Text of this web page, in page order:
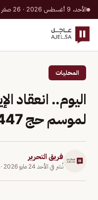
الأحد، 9 أغسطس 2026 · 26 صفر 1448 هـ
المحليات
اليوم.. انعقاد
لموسم حج 1447هـ
فريق التحرير
نُشر في الأحد 24 مايو 2026 ·